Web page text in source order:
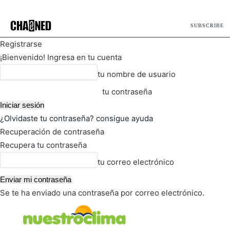
SUBSCRIBE
Registrarse
¡Bienvenido! Ingresa en tu cuenta
tu nombre de usuario
tu contraseña
¿Olvidaste tu contraseña? consigue ayuda
Recuperación de contraseña
Recupera tu contraseña
tu correo electrónico
Se te ha enviado una contraseña por correo electrónico.